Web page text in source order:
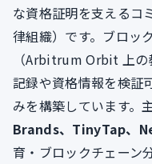
な資格証明を支えるコ
律組織）です。ブロッ
（Arbitrum Orbit 上
記録や資格情報を検証
みを構築しています。
Brands、TinyTap、
育・ブロックチェーン